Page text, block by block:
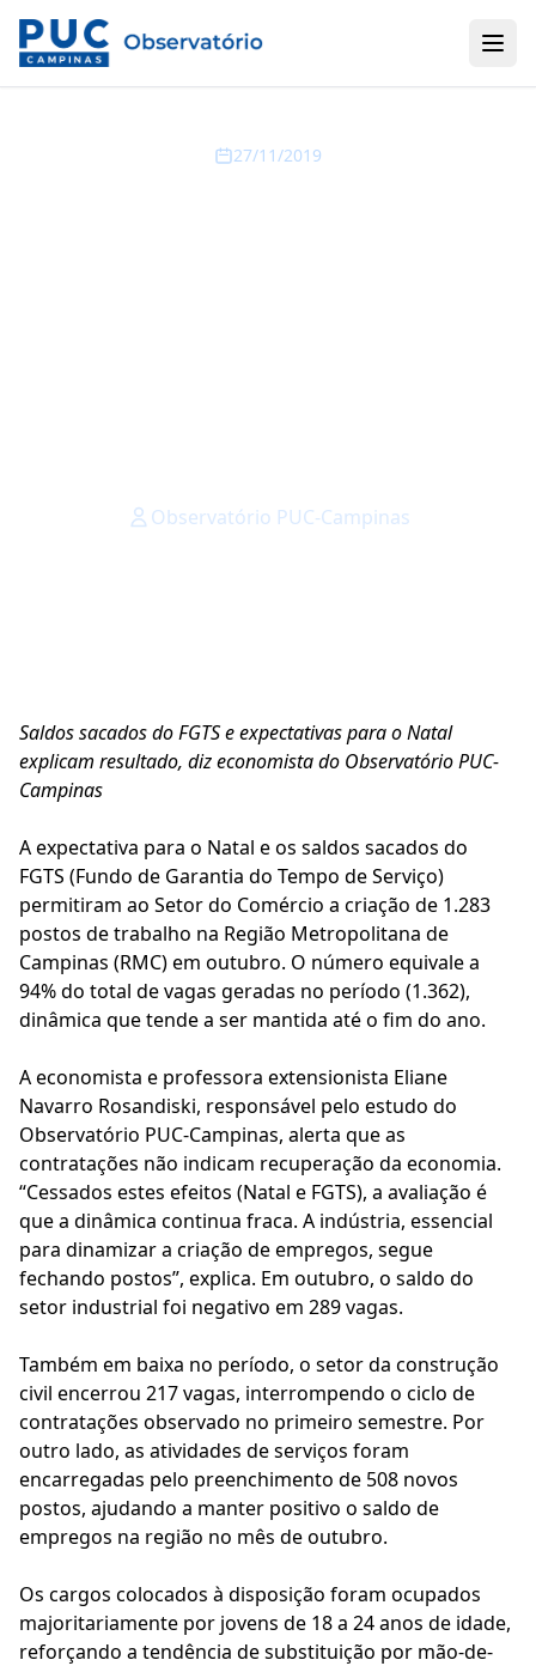
27/11/2019
Observatório PUC-Campinas
Saldos sacados do FGTS e expectativas para o Natal
explicam resultado, diz economista do Observatório PUC-
Campinas
A expectativa para o Natal e os saldos sacados do
FGTS (Fundo de Garantia do Tempo de Serviço)
permitiram ao Setor do Comércio a criação de 1.283
postos de trabalho na Região Metropolitana de
Campinas (RMC) em outubro. O número equivale a
94% do total de vagas geradas no período (1.362),
dinâmica que tende a ser mantida até o fim do ano.
A economista e professora extensionista Eliane
Navarro Rosandiski, responsável pelo estudo do
Observatório PUC-Campinas, alerta que as
contratações não indicam recuperação da economia.
“Cessados estes efeitos (Natal e FGTS), a avaliação é
que a dinâmica continua fraca. A indústria, essencial
para dinamizar a criação de empregos, segue
fechando postos”, explica. Em outubro, o saldo do
setor industrial foi negativo em 289 vagas.
Também em baixa no período, o setor da construção
civil encerrou 217 vagas, interrompendo o ciclo de
contratações observado no primeiro semestre. Por
outro lado, as atividades de serviços foram
encarregadas pelo preenchimento de 508 novos
postos, ajudando a manter positivo o saldo de
empregos na região no mês de outubro.
Os cargos colocados à disposição foram ocupados
majoritariamente por jovens de 18 a 24 anos de idade,
reforçando a tendência de substituição por mão-de-